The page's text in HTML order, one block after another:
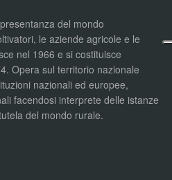
del mondo
le aziende agricole e le
nel 1966 e si costituisce
Opera sul territorio nazionale
nazionali ed europee,
facendosi interprete delle istanze
del mondo rurale.